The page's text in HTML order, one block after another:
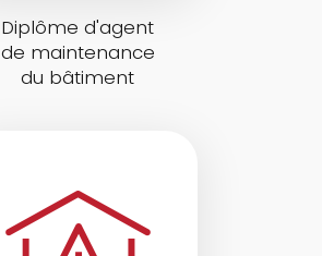
Diplôme d'agent
de maintenance
du bâtiment